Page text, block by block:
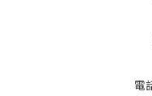
電